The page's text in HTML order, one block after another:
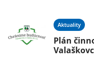
Aktuality
Plán